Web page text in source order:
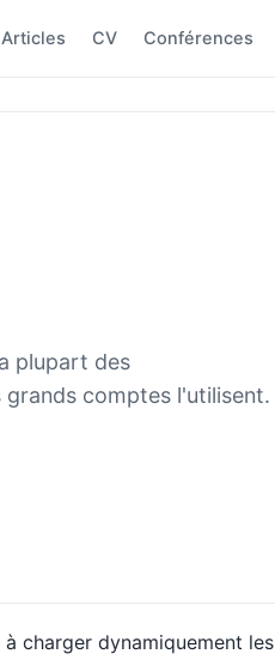
Articles CV Conférences
plupart des
comptes l'utilisent.
charger dynamiquement les